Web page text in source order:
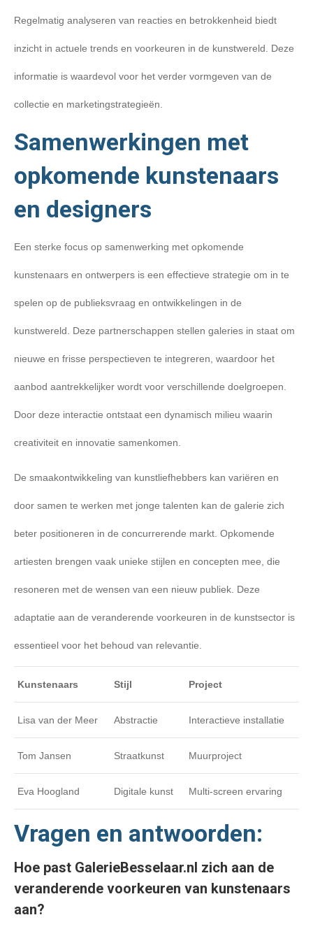
Regelmatig analyseren van reacties en betrokkenheid biedt
inzicht in actuele trends en voorkeuren in de kunstwereld. Deze
informatie is waardevol voor het verder vormgeven van de
collectie en marketingstrategieën.
Samenwerkingen met
opkomende kunstenaars
en designers
Een sterke focus op samenwerking met opkomende
kunstenaars en ontwerpers is een effectieve strategie om in te
spelen op de publieksvraag en ontwikkelingen in de
kunstwereld. Deze partnerschappen stellen galeries in staat om
nieuwe en frisse perspectieven te integreren, waardoor het
aanbod aantrekkelijker wordt voor verschillende doelgroepen.
Door deze interactie ontstaat een dynamisch milieu waarin
creativiteit en innovatie samenkomen.
De smaakontwikkeling van kunstliefhebbers kan variëren en
door samen te werken met jonge talenten kan de galerie zich
beter positioneren in de concurrerende markt. Opkomende
artiesten brengen vaak unieke stijlen en concepten mee, die
resoneren met de wensen van een nieuw publiek. Deze
adaptatie aan de veranderende voorkeuren in de kunstsector is
essentieel voor het behoud van relevantie.
Kunstenaars Stijl Project
Lisa van der Meer Abstractie Interactieve installatie
Tom Jansen Straatkunst Muurproject
Eva Hoogland Digitale kunst Multi-screen ervaring
Vragen en antwoorden:
Hoe past GalerieBesselaar.nl zich aan de
veranderende voorkeuren van kunstenaars
aan?